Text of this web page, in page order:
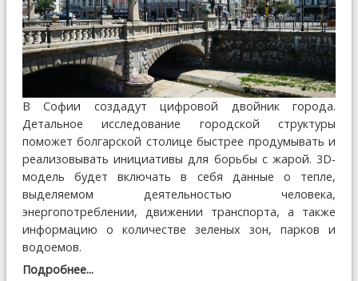
В Софии создадут цифровой двойник города.
Детальное исследование городской структуры
поможет болгарской столице быстрее продумывать и
реализовывать инициативы для борьбы с жарой. 3D-
модель будет включать в себя данные о тепле,
выделяемом деятельностью человека,
энергопотреблении, движении транспорта, а также
информацию о количестве зеленых зон, парков и
водоемов.
Подробнее...